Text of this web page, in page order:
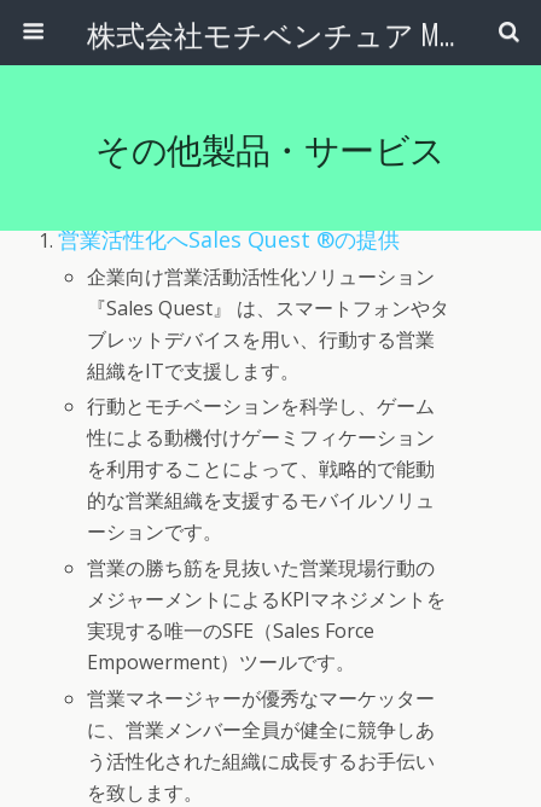
株式会社モチベンチュア Motiventure Inc.
その他製品・サービス
営業活性化へSales Quest ®の提供
企業向け営業活動活性化ソリューション
『Sales Quest』 は、スマートフォンやタ
ブレットデバイスを用い、行動する営業
組織をITで支援します。
行動とモチベーションを科学し、ゲーム
性による動機付けゲーミフィケーション
を利用することによって、戦略的で能動
的な営業組織を支援するモバイルソリュ
ーションです。
営業の勝ち筋を見抜いた営業現場行動の
メジャーメントによるKPIマネジメントを
実現する唯一のSFE（Sales Force
Empowerment）ツールです。
営業マネージャーが優秀なマーケッター
に、営業メンバー全員が健全に競争しあ
う活性化された組織に成長するお手伝い
を致します。